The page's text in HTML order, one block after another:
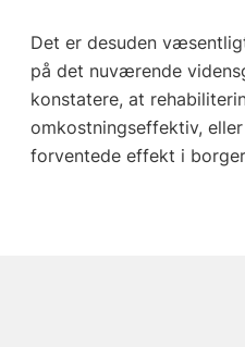
Det er desuden
på det nuværende
konstatere, at
omkostningseffektiv,
forventede effekt i